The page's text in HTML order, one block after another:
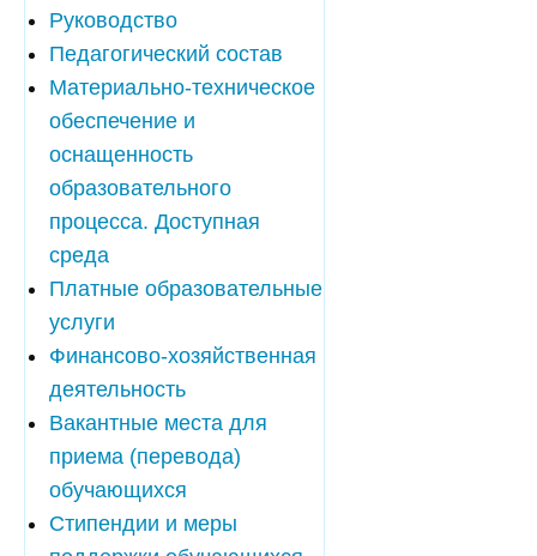
Руководство
Педагогический состав
Материально-техническое
обеспечение и
оснащенность
образовательного
процесса. Доступная
среда
Платные образовательные
услуги
Финансово-хозяйственная
деятельность
Вакантные места для
приема (перевода)
обучающихся
Стипендии и меры